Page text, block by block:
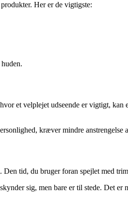
Her er de vigtigste:
et velplejet udseende er vigtigt,
kræver mindre anstrengelse
tid, du bruger foran spejlet med
sig, men bare er til stede. Det er